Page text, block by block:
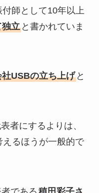
師として10年以上
独立と書かれていま
USBの立ち上げと
者にするよりは、
えるほうが一般的で